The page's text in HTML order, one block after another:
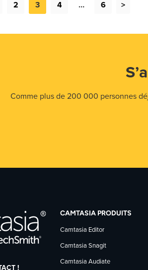
2 3 4 … 6 >
Comme plus de 200 000 personnes
!
CAMTASIA PRODUITS
Camtasia Editor
Camtasia Snagit
Camtasia Audiate